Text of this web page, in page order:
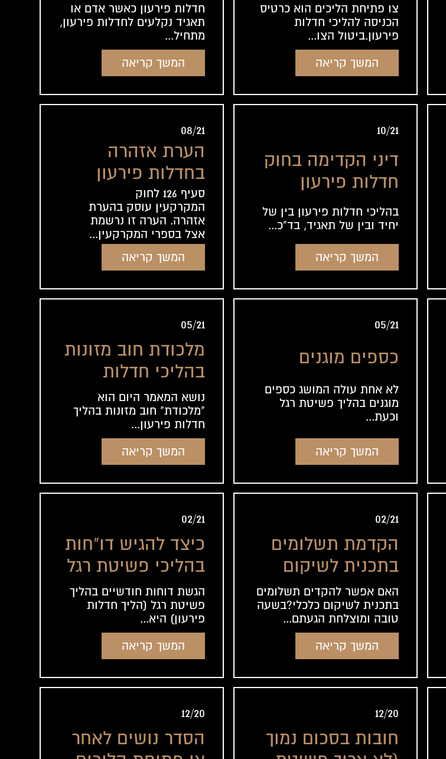
צו פתיחת הליכים הוא כרטיס
הכניסה להליכי חדלות
פירעון.ביטול הצו...
המשך קריאה
חדלות פירעון כאשר אדם או
תאגיד נקלעים לחדלות פירעון,
מתחיל...
המשך קריאה
10/21
דיני הקדימה בחוק
חדלות פירעון
ושיקום כלכלי,
תשע"ח-2018
בהליכי חדלות פירעון בין של
יחיד ובין של תאגיד, בד"כ...
המשך קריאה
08/21
הערת אזהרה
בחדלות פירעון
סעיף 126 לחוק
המקרקעין עוסק בהערת
אזהרה. הערה זו נרשמת
אצל בספרי המקרקעין...
המשך קריאה
05/21
כספים מוגנים
לא אחת עולה המושג כספים
מוגנים בהליך פשיטת רגל
וכעת...
המשך קריאה
05/21
מלכודת חוב מזונות
בהליכי חדלות
פירעון
נושא המאמר היום הוא
"מלכודת" חוב מזונות בהליך
חדלות פירעון...
המשך קריאה
02/21
הקדמת תשלומים
בתכנית לשיקום
כלכלי
האם אפשר להקדים תשלומים
בתכנית לשיקום כלכלי?בשעה
טובה ומוצלחת הגעתם...
המשך קריאה
02/21
כיצד להגיש דו"חות
בהליכי פשיטת רגל
הגשת דוחות חודשיים בהליך
פשיטת רגל (הליך חדלות
פירעון) היא...
המשך קריאה
12/20
חובות בסכום נמוך
12/20
הסדר נושים לאחר